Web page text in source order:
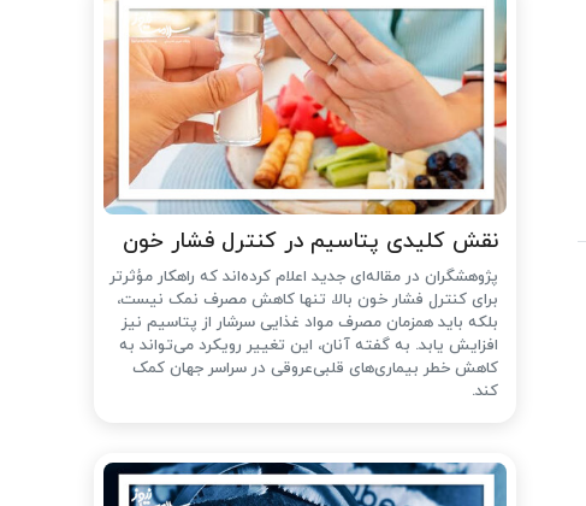
نقش کلیدی پتاسیم در کنترل فشار خون
پژوهشگران در مقاله‌ای جدید اعلام کرده‌اند که راهکار مؤثرتر
برای کنترل فشار خون بالا، تنها کاهش مصرف نمک نیست،
بلکه باید همزمان مصرف مواد غذایی سرشار از پتاسیم نیز
افزایش یابد. به گفته آنان، این تغییر رویکرد می‌تواند به
کاهش خطر بیماری‌های قلبی‌عروقی در سراسر جهان کمک
کند.